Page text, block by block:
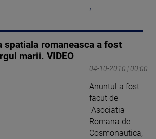
›
spatiala romaneasca a fost
marii. VIDEO
04-10-2010 | 00:00
Anuntul a fost
facut de
"Asociatia
Romana de
Cosmonautica,